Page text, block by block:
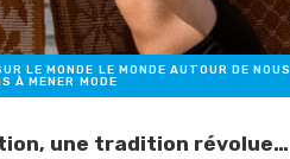
LE MONDE,LE MONDE AUTOUR DE NOUS
À MENER,MODE
une tradition révolue…